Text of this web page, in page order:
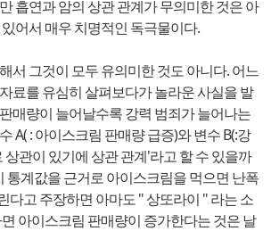
흡연과 암의 상관 관계가 무의미한 것은 아
어서 매우 치명적인 독극물이다.
서 그것이 모두 유의미한 것도 아니다. 어느
료를 유심히 살펴보다가 놀라운 사실을 발
매량이 늘어날수록 강력 범죄가 늘어나는
A( : 아이스크림 판매량 급증)와 변수 B(:강
상관이 있기에 상관 관계'라고 할 수 있을까
통계값을 근거로 아이스크림을 먹으면 난폭
다고 주장하면 아마도 " 상또라이 " 라는 소
아이스크림 판매량이 증가한다는 것은 날